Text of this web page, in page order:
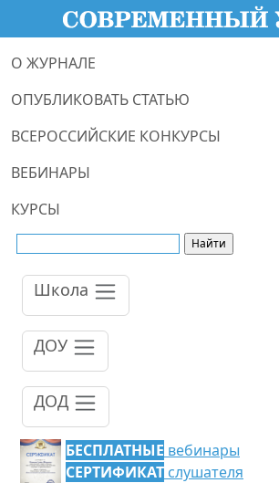
О ЖУРНАЛЕ
ОПУБЛИКОВАТЬ СТАТЬЮ
ВСЕРОССИЙСКИЕ КОНКУРСЫ
ВЕБИНАРЫ
КУРСЫ
Школа
ДОУ
ДОД
БЕСПЛАТНЫЕ вебинары
СЕРТИФИКАТ слушателя